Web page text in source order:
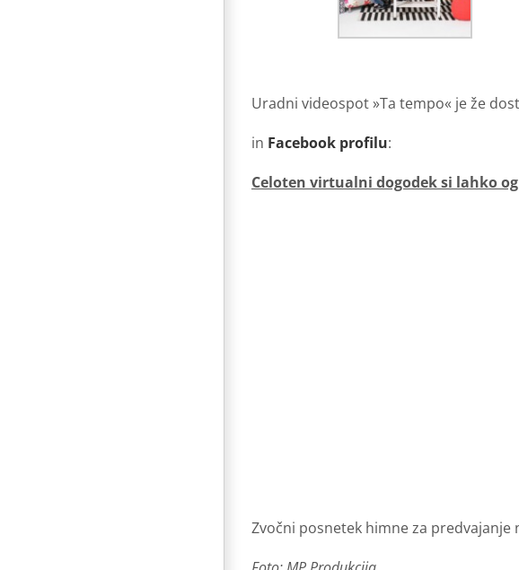
Uradni videospot »Ta tempo« je že
in Facebook profilu:
Celoten virtualni dogodek si lahko
Zvočni posnetek himne za predvajanje